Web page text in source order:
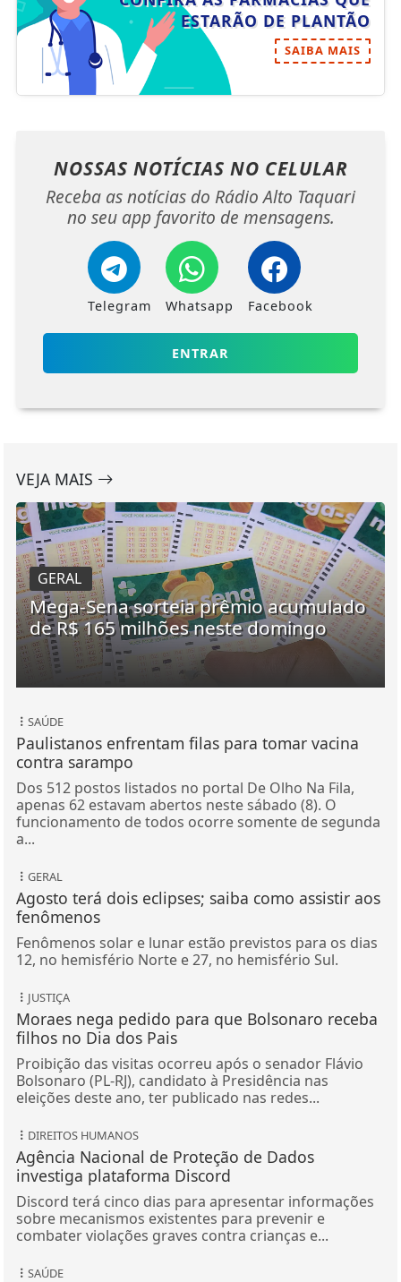
ESTARÃO DE PLANTÃO
SAIBA MAIS
NOSSAS NOTÍCIAS NO CELULAR
Receba as notícias do Rádio Alto Taquari
no seu app favorito de mensagens.
Telegram Whatsapp Facebook
ENTRAR
VEJA MAIS
GERAL
Mega-Sena sorteia prêmio acumulado
de R$ 165 milhões neste domingo
SAÚDE
Paulistanos enfrentam filas para tomar vacina
contra sarampo
Dos 512 postos listados no portal De Olho Na Fila,
apenas 62 estavam abertos neste sábado (8). O
funcionamento de todos ocorre somente de segunda
a...
GERAL
Agosto terá dois eclipses; saiba como assistir aos
fenômenos
Fenômenos solar e lunar estão previstos para os dias
12, no hemisfério Norte e 27, no hemisfério Sul.
JUSTIÇA
Moraes nega pedido para que Bolsonaro receba
filhos no Dia dos Pais
Proibição das visitas ocorreu após o senador Flávio
Bolsonaro (PL-RJ), candidato à Presidência nas
eleições deste ano, ter publicado nas redes...
DIREITOS HUMANOS
Agência Nacional de Proteção de Dados
investiga plataforma Discord
Discord terá cinco dias para apresentar informações
sobre mecanismos existentes para prevenir e
combater violações graves contra crianças e...
SAÚDE